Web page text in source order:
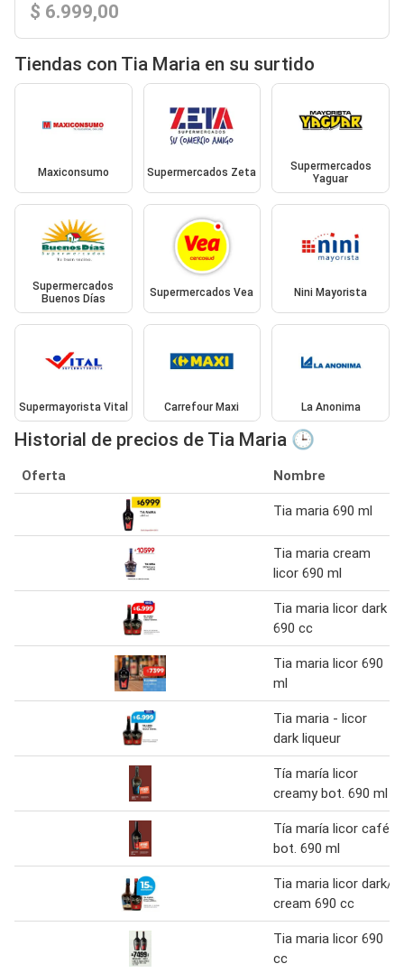
$ 6.999,00
Tiendas con Tia Maria en su surtido
Maxiconsumo Supermercados Zeta
Supermercados
Yaguar
Supermercados
Buenos Días
Supermercados Vea Nini Mayorista
Supermayorista Vital Carrefour Maxi La Anonima
Historial de precios de Tia Maria 🕒
Oferta Nombre
Tia maria 690 ml
Tia maria cream
licor 690 ml
Tia maria licor dark
690 cc
Tia maria licor 690
ml
Tia maria - licor
dark liqueur
Tía maría licor
creamy bot. 690 ml
Tía maría licor café
bot. 690 ml
Tia maria licor dark/
cream 690 cc
Tia maria licor 690
cc